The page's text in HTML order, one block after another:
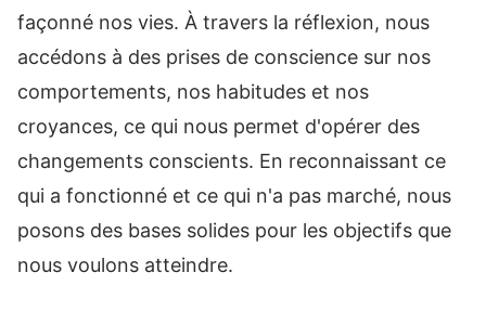
façonné nos vies. À travers la réflexion, nous
accédons à des prises de conscience sur nos
comportements, nos habitudes et nos
croyances, ce qui nous permet d'opérer des
changements conscients. En reconnaissant ce
qui a fonctionné et ce qui n'a pas marché, nous
posons des bases solides pour les objectifs que
nous voulons atteindre.